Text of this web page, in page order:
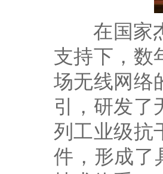
在国家杰
支持下，数
场无线网络
引，研发了
列工业级抗
件，形成了